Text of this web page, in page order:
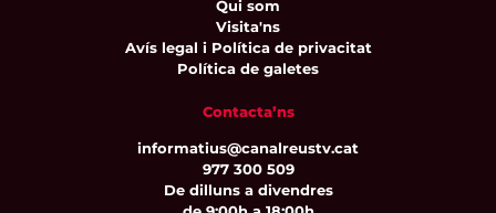
Qui som
Visita'ns
Avís legal i Política de privacitat
Política de galetes
Contacta’ns
informatius@canalreustv.cat
977 300 509
De dilluns a divendres